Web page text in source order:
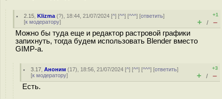
2.15 ,Klizma (?), 18:44, 21/07/2024 [^] [^^] [^^^] [ответить]
[к модератору]
+1
+ / –
Можно бы туда еще и редактор растровой графики
запихнуть, тогда будем использовать Blender вместо
GIMP-а.
3.17 ,Аноним (17), 18:56, 21/07/2024 [^] [^^] [^^^] [ответить]
[к модератору]
+3
+ / –
Есть.